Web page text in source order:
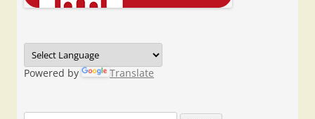
Powered by Translate